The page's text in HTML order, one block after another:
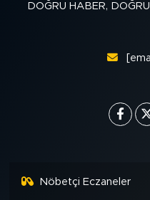
DOĞRU HABER,
Nöbetçi Eczaneler